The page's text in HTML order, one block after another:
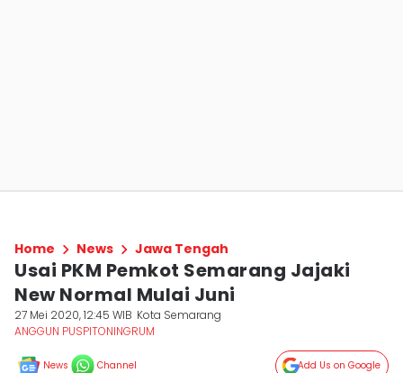
Home News Jawa Tengah
Usai PKM Pemkot Semarang Jajaki
New Normal Mulai Juni
27 Mei 2020, 12:45 WIB Kota Semarang
ANGGUN PUSPITONINGRUM
News Channel Add Us on Google